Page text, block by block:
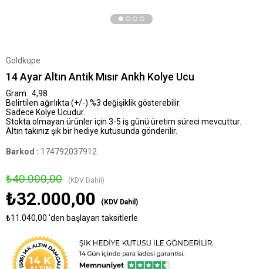
Goldkupe
14 Ayar Altın Antik Mısır Ankh Kolye Ucu
Gram : 4,98
Belirtilen ağırlıkta (+/-) %3 değişiklik gösterebilir.
Sadece Kolye Ucudur.
Stokta olmayan ürünler için 3-5 iş günü üretim süreci mevcuttur.
Altın takınız şık bir hediye kutusunda gönderilir.
Barkod : 174792037912
₺40.000,00 (KDV Dahil)
₺32.000,00 (KDV Dahil)
₺11.040,00 'den başlayan taksitlerle